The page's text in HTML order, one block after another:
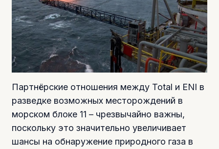
Партнёрские отношения между Total и ENI в
разведке возможных месторождений в
морском блоке 11 – чрезвычайно важны,
поскольку это значительно увеличивает
шансы на обнаружение природного газа в